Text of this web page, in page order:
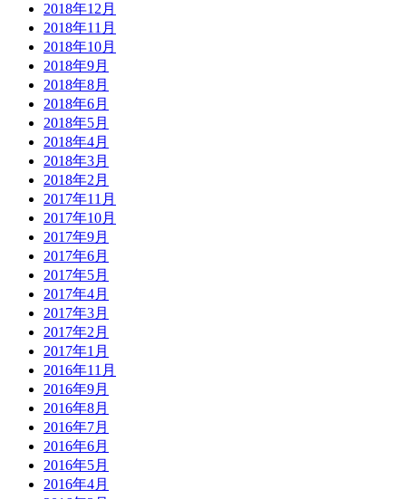
2018年12月
2018年11月
2018年10月
2018年9月
2018年8月
2018年6月
2018年5月
2018年4月
2018年3月
2018年2月
2017年11月
2017年10月
2017年9月
2017年6月
2017年5月
2017年4月
2017年3月
2017年2月
2017年1月
2016年11月
2016年9月
2016年8月
2016年7月
2016年6月
2016年5月
2016年4月